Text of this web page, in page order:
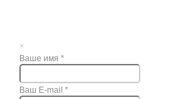
×
Ваше имя *
Ваш E-mail *